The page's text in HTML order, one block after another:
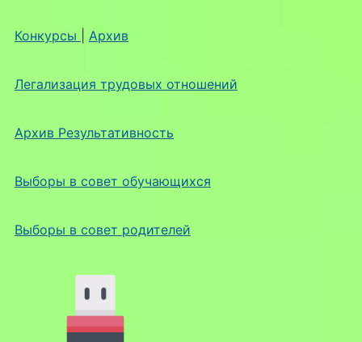
Конкурсы Архив
Легализация трудовых отношений
Архив Результативность
Выборы в совет обучающихся
Выборы в совет родителей